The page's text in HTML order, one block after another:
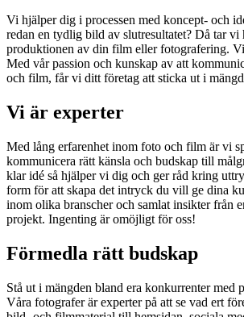
Vi hjälper dig i processen med koncept- och
redan en tydlig bild av slutresultatet? Då tar vi
produktionen av din film eller fotografering. Vi
Med vår passion och kunskap av att
och film, får vi ditt företag att sticka ut i
Vi är experter
Med lång erfarenhet inom foto och film är vi
kommunicera rätt känsla och budskap till
klar idé så hjälper vi dig och ger råd kring
form för att skapa det intryck du vill ge dina
inom olika branscher och samlat insikter från
projekt. Ingenting är omöjligt för oss!
Förmedla rätt budskap
Stå ut i mängden bland era konkurrenter med
Våra fotografer är experter på att se vad ert